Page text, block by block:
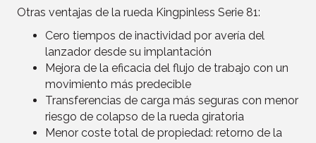
Otras ventajas de la rueda Kingpinless Serie 81:
Cero tiempos de inactividad por avería del
lanzador desde su implantación
Mejora de la eficacia del flujo de trabajo con un
movimiento más predecible
Transferencias de carga más seguras con menor
riesgo de colapso de la rueda giratoria
Menor coste total de propiedad: retorno de la